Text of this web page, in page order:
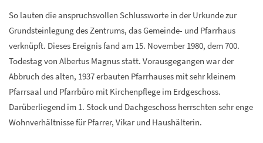
So lauten die anspruchsvollen Schlussworte in der Urkunde zur
Grundsteinlegung des Zentrums, das Gemeinde- und Pfarrhaus
verknüpft. Dieses Ereignis fand am 15. November 1980, dem 700.
Todestag von Albertus Magnus statt. Vorausgegangen war der
Abbruch des alten, 1937 erbauten Pfarrhauses mit sehr kleinem
Pfarrsaal und Pfarrbüro mit Kirchenpflege im Erdgeschoss.
Darüberliegend im 1. Stock und Dachgeschoss herrschten sehr enge
Wohnverhältnisse für Pfarrer, Vikar und Haushälterin.